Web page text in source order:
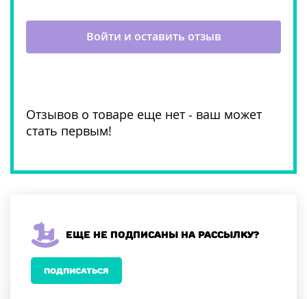
Отзывов о товаре еще нет - ваш может
стать первым!
Войти и оставить отзыв
Еще не подписаны на рассылку?
ПОДПИСАТЬСЯ